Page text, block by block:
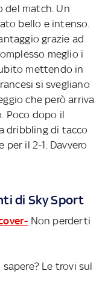
del match. Un
bello e intenso.
grazie ad
meglio i
mettendo in
si svegliano
che però arriva
Poco dopo il
dribbling di tacco
il 2-1. Davvero
di Sky Sport
Non perderti
Le trovi sul